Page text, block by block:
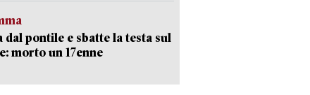
dal pontile e sbatte la testa sul
morto un 17enne